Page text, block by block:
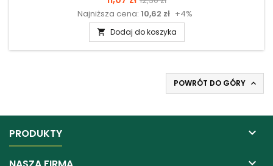
podstawowa
Najniższa cena: 10,62 zł +4%
 Dodaj do koszyka
POWRÓT DO GÓRY 
PRODUKTY 
